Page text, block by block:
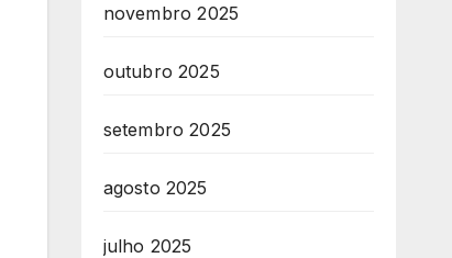
novembro 2025
outubro 2025
setembro 2025
agosto 2025
julho 2025